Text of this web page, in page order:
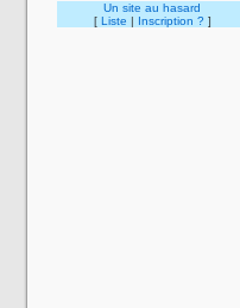
Un site au hasard
[ Liste | Inscription ? ]